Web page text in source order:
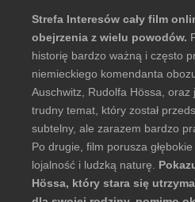
Strefa Interesów cały film
obejrzenia z wielu powodów.
historię bardzo ważną i często
niemieckiego komendanta
Auschwitz, Rudolfa Hössa, oraz
trudny temat, który został
subtelny, ale zarazem bardzo
Po drugie, film porusza
lojalność i ludzką naturę.
Hössa, który stara się